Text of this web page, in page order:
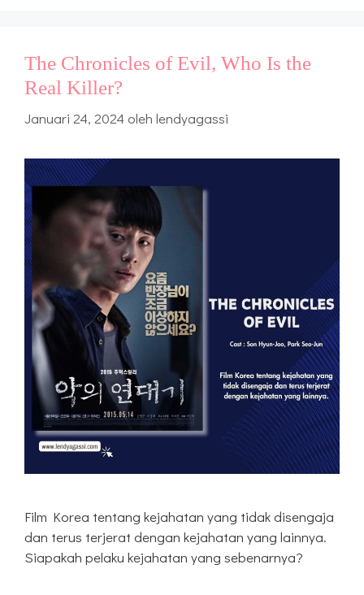
The Chronicles of Evil, Who Is the
Real Killer?
Januari 24, 2024 oleh lendyagassi
Film Korea tentang kejahatan yang tidak disengaja
dan terus terjerat dengan kejahatan yang lainnya.
Siapakah pelaku kejahatan yang sebenarnya?